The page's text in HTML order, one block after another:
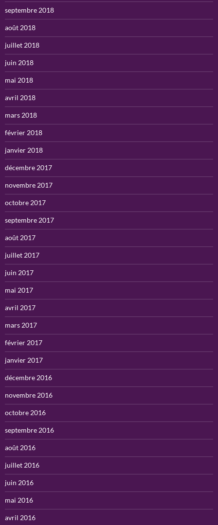
septembre 2018
août 2018
juillet 2018
juin 2018
mai 2018
avril 2018
mars 2018
février 2018
janvier 2018
décembre 2017
novembre 2017
octobre 2017
septembre 2017
août 2017
juillet 2017
juin 2017
mai 2017
avril 2017
mars 2017
février 2017
janvier 2017
décembre 2016
novembre 2016
octobre 2016
septembre 2016
août 2016
juillet 2016
juin 2016
mai 2016
avril 2016